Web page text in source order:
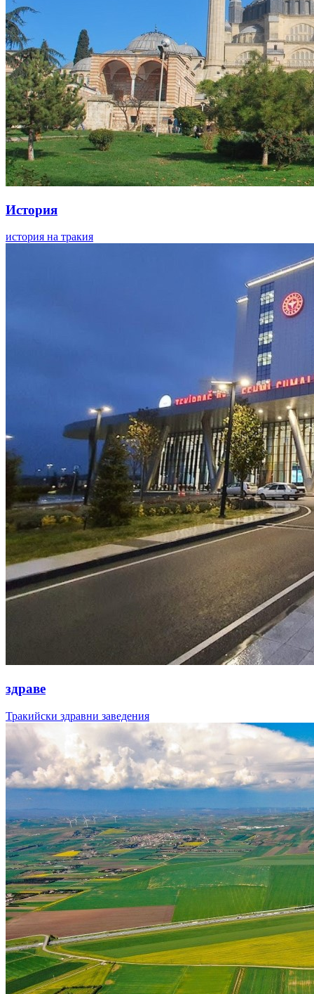
История
история на тракия
здраве
Тракийски здравни заведения